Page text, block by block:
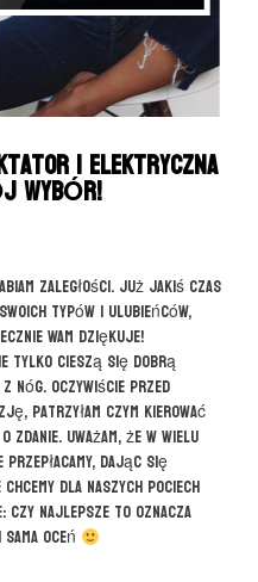
warto!
i elektryczna
WYBÓR!
zaległości. Już jakiś czas
swoich typów i ulubieńców,
Wam dziękuje!
tylko cieszą się dobrą
nóg. Oczywiście przed
patrzyłam czym kierować
zdanie. Uważam, że w wielu
dając się
dla naszych pociech
czy najlepsze to oznacza
oceń